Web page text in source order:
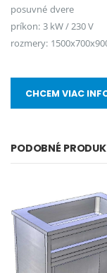
posuvné dvere
príkon: 3 kW / 230 V
rozmery:
CHCEM VIAC
PODOBNÉ